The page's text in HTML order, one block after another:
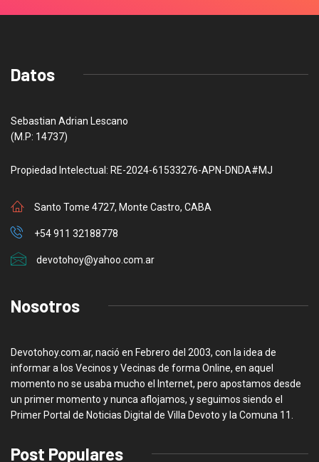
Datos
Sebastian Adrian Lescano
(M.P: 14737)
Propiedad Intelectual: RE-2024-61533276-APN-DNDA#MJ
Santo Tome 4727, Monte Castro, CABA
+54 911 32188778
devotohoy@yahoo.com.ar
Nosotros
Devotohoy.com.ar, nació en Febrero del 2003, con la idea de
informar a los Vecinos y Vecinas de forma Online, en aquel
momento no se usaba mucho el Internet, pero apostamos desde
un primer momento y nunca aflojamos, y seguimos siendo el
Primer Portal de Noticias Digital de Villa Devoto y la Comuna 11.
Post Populares